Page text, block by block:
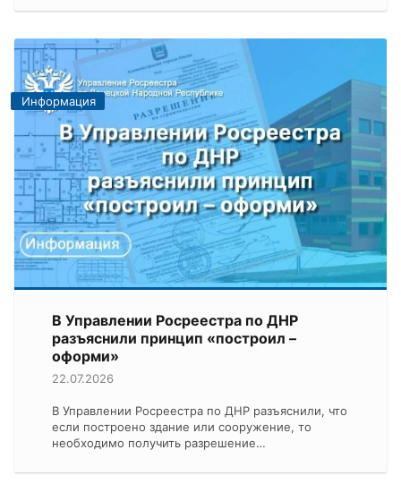
Информация
В Управлении Росреестра по ДНР
разъяснили принцип «построил –
оформи»
22.07.2026
В Управлении Росреестра по ДНР разъяснили, что
если построено здание или сооружение, то
необходимо получить разрешение…